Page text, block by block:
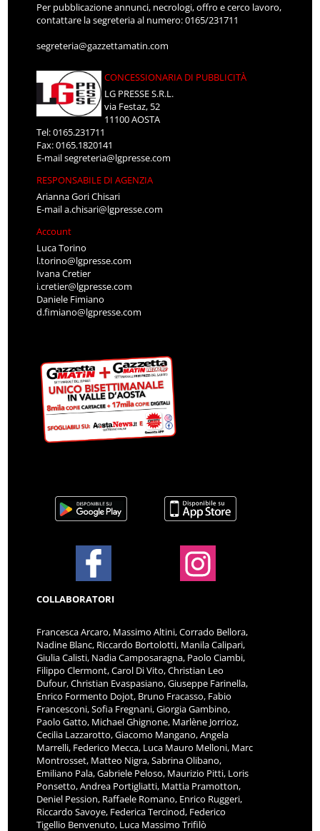
Per pubblicazione annunci, necrologi, offro e cerco lavoro,
contattare la segreteria al numero: 0165/231711
segreteria@gazzettamatin.com
CONCESSIONARIA DI PUBBLICITÀ
LG PRESSE S.R.L.
via Festaz, 52
11100 AOSTA
Tel: 0165.231711
Fax: 0165.1820141
E-mailsegreteria@lgpresse.com
RESPONSABILE DI AGENZIA
Arianna Gori Chisari
E-maila.chisari@lgpresse.com
Account
Luca Torino
l.torino@lgpresse.com
Ivana Cretier
i.cretier@lgpresse.com
Daniele Fimiano
d.fimiano@lgpresse.com
COLLABORATORI
Francesca Arcaro, Massimo Altini, Corrado Bellora,
Nadine Blanc, Riccardo Bortolotti, Manila Calipari,
Giulia Calisti, Nadia Camposaragna, Paolo Ciambi,
Filippo Clermont, Carol Di Vito, Christian Leo
Dufour, Christian Evaspasiano, Giuseppe Farinella,
Enrico Formento Dojot, Bruno Fracasso, Fabio
Francesconi, Sofia Fregnani, Giorgia Gambino,
Paolo Gatto, Michael Ghignone, Marlène Jorrioz,
Cecilia Lazzarotto, Giacomo Mangano, Angela
Marrelli, Federico Mecca, Luca Mauro Melloni, Marc
Montrosset, Matteo Nigra, Sabrina Olibano,
Emiliano Pala, Gabriele Peloso, Maurizio Pitti, Loris
Ponsetto, Andrea Portigliatti, Mattia Pramotton,
Deniel Pession, Raffaele Romano, Enrico Ruggeri,
Riccardo Savoye, Federica Tercinod, Federico
Tigellio Benvenuto, Luca Massimo Trifilò